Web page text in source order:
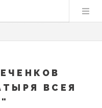
ВСЕЯ